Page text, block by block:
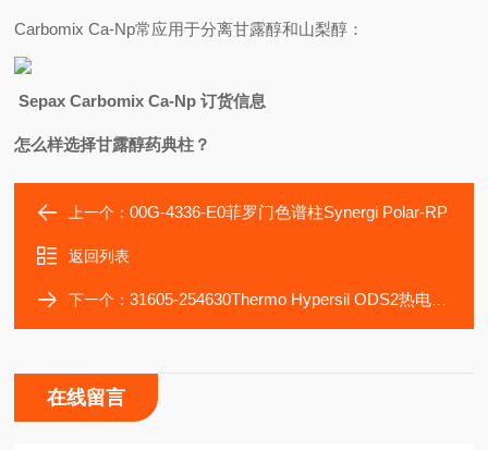
Carbomix Ca-Np常应用于分离甘露醇和山梨醇：
Sepax Carbomix Ca-Np订货信息
怎么样选择甘露醇药典柱？
上一个：00G-4336-E0菲罗门色谱柱Synergi Polar-RP
返回列表
下一个：31605-254630Thermo Hypersil ODS2热电液相色谱柱
在线留言